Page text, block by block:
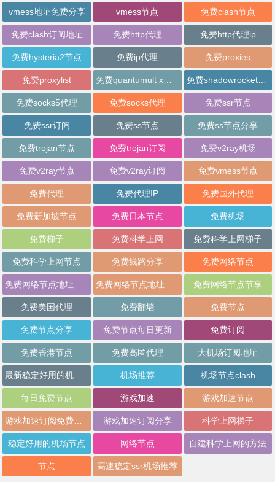
vmess地址免费分享 vmess节点 免费clash节点
免费clash订阅地址 免费http代理 免费http代理ip
免费hysteria2节点 免费ip代理 免费proxies
免费proxylist 免费shadowrocket节点
免费socks5代理 免费socks代理 免费ssr节点
免费ssr订阅 免费ss节点 免费ss节点分享
免费trojan节点 免费trojan订阅 免费v2ray机场
免费v2ray节点 免费v2ray订阅 免费vmess节点
免费代理 免费代理IP 免费国外代理
免费新加坡节点 免费日本节点 免费机场
免费梯子 免费科学上网 免费科学上网梯子
免费科学上网节点 免费线路分享 免费网络节点
免费网络节点节享
免费美国代理 免费翻墙 免费节点
免费节点分享 免费节点每日更新 免费订阅
免费香港节点 免费高匿代理 大机场订阅地址
机场推荐 机场节点clash
每日免费节点 游戏加速 游戏加速节点
游戏加速订阅分享 科学上网梯子
稳定好用的机场节点 网络节点 自建科学上网的方法
节点 高速稳定ssr机场推荐